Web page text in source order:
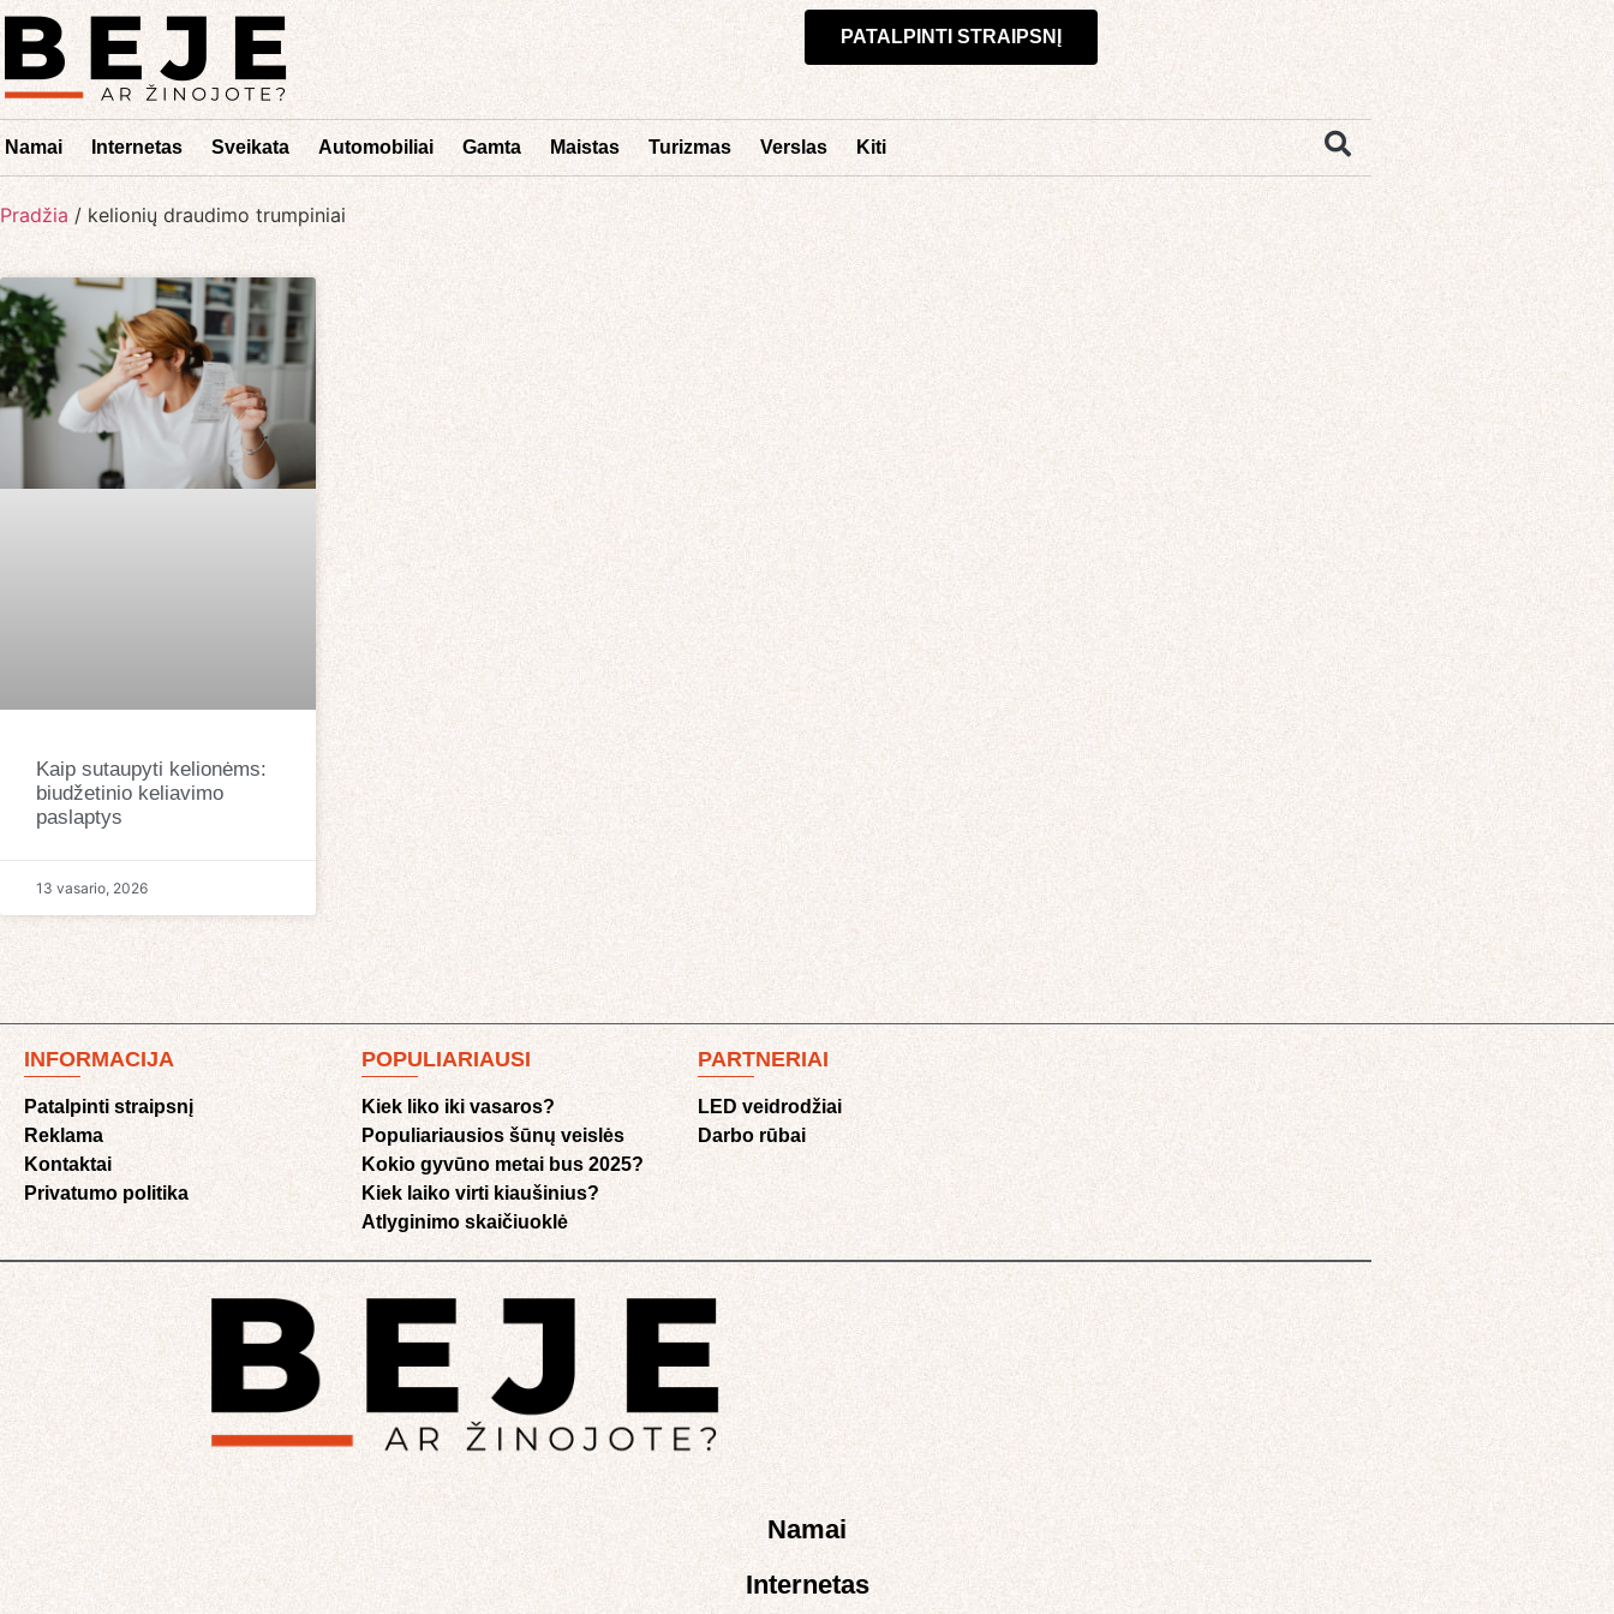
PATALPINTI STRAIPSNĮ
Namai Internetas Sveikata Automobiliai Gamta Maistas Turizmas Verslas Kiti
Pradžia / kelionių draudimo trumpiniai
Kaip sutaupyti kelionėms:
biudžetinio keliavimo
paslaptys
13 vasario, 2026
INFORMACIJA
Patalpinti straipsnį
Reklama
Kontaktai
Privatumo politika
POPULIARIAUSI
Kiek liko iki vasaros?
Populiariausios šūnų veislės
Kokio gyvūno metai bus 2025?
Kiek laiko virti kiaušinius?
Atlyginimo skaičiuoklė​
PARTNERIAI
LED veidrodžiai
Darbo rūbai
Namai
Internetas